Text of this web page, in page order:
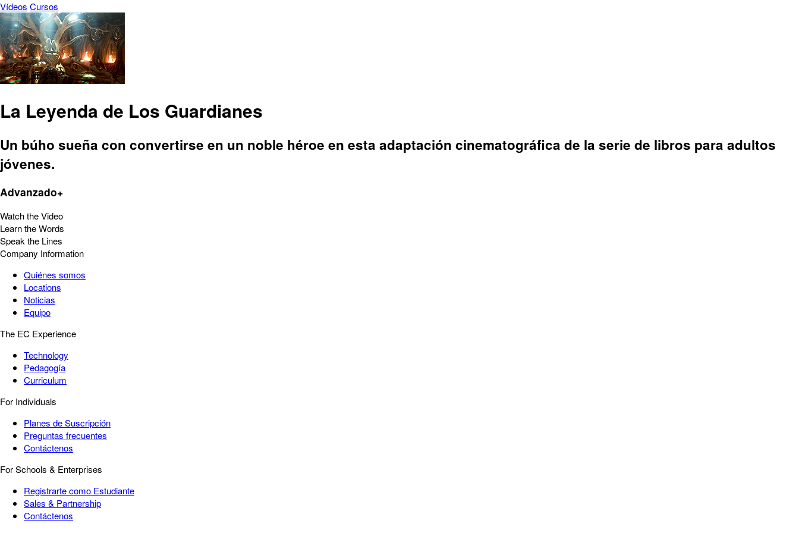
Vídeos Cursos
La Leyenda de Los Guardianes
Un búho sueña con convertirse en un noble héroe en esta adaptación cinematográfica de la serie de libros para adultos
jóvenes.
Advanzado+
Watch the Video
Learn the Words
Speak the Lines
Company Information
Quiénes somos
Locations
Noticias
Equipo
The EC Experience
Technology
Pedagogía
Curriculum
For Individuals
Planes de Suscripción
Preguntas frecuentes
Contáctenos
For Schools & Enterprises
Registrarte como Estudiante
Sales & Partnership
Contáctenos